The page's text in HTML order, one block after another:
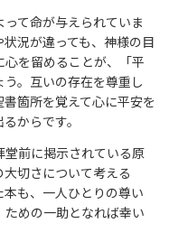
て命が与えられていま
況が違っても、神様の目
を留めることが、「平
。互いの存在を尊重し
箇所を覚えて心に平安を
からです。
前に掲示されている原
切さについて考える
も、一人ひとりの尊い
めの一助となれば幸い